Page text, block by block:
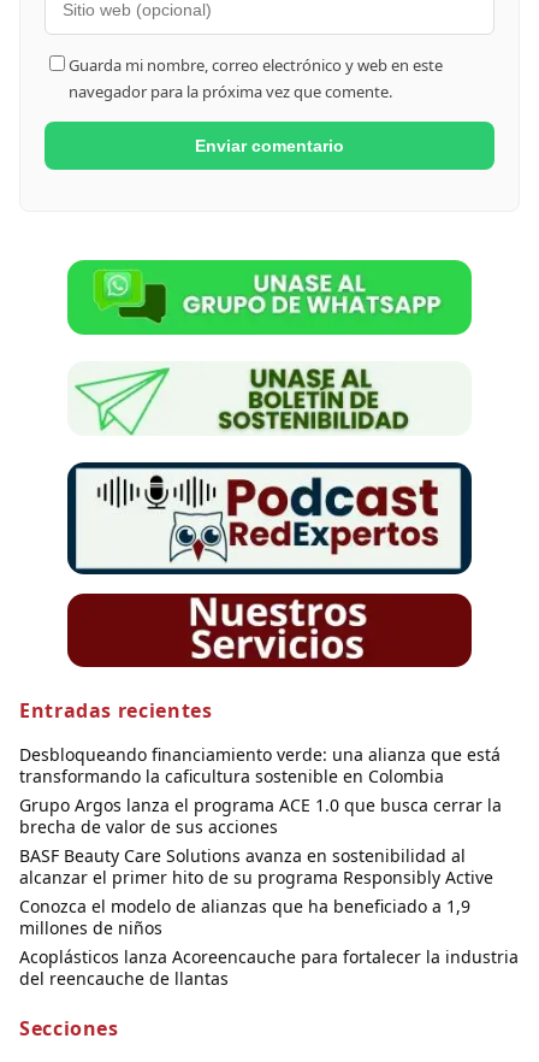
Guarda mi nombre, correo electrónico y web en este
navegador para la próxima vez que comente.
Entradas recientes
Desbloqueando financiamiento verde: una alianza que está
transformando la caficultura sostenible en Colombia
Grupo Argos lanza el programa ACE 1.0 que busca cerrar la
brecha de valor de sus acciones
BASF Beauty Care Solutions avanza en sostenibilidad al
alcanzar el primer hito de su programa Responsibly Active
Conozca el modelo de alianzas que ha beneficiado a 1,9
millones de niños
Acoplásticos lanza Acoreencauche para fortalecer la industria
del reencauche de llantas
Secciones